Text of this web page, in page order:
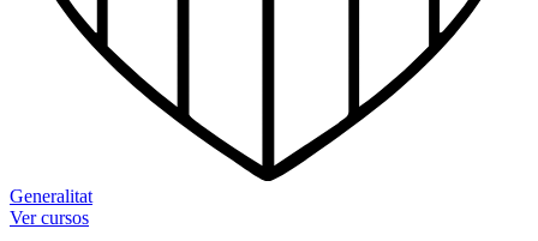
Generalitat
Ver cursos